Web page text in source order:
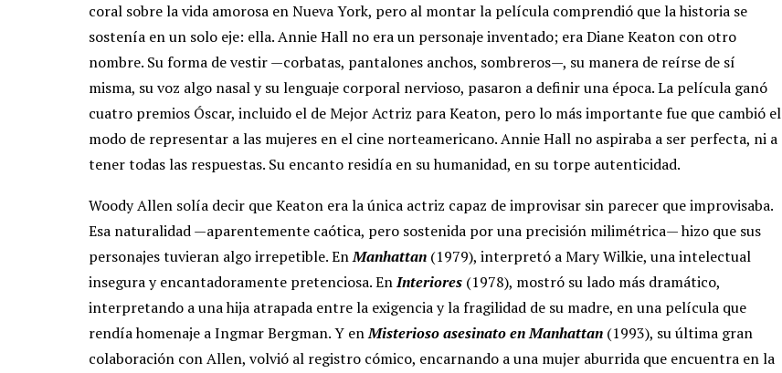
coral sobre la vida amorosa en Nueva York, pero al montar la película comprendió que la historia se
sostenía en un solo eje: ella. Annie Hall no era un personaje inventado; era Diane Keaton con otro
nombre. Su forma de vestir —corbatas, pantalones anchos, sombreros—, su manera de reírse de sí
misma, su voz algo nasal y su lenguaje corporal nervioso, pasaron a definir una época. La película ganó
cuatro premios Óscar, incluido el de Mejor Actriz para Keaton, pero lo más importante fue que cambió el
modo de representar a las mujeres en el cine norteamericano. Annie Hall no aspiraba a ser perfecta, ni a
tener todas las respuestas. Su encanto residía en su humanidad, en su torpe autenticidad.
Woody Allen solía decir que Keaton era la única actriz capaz de improvisar sin parecer que improvisaba.
Esa naturalidad —aparentemente caótica, pero sostenida por una precisión milimétrica— hizo que sus
personajes tuvieran algo irrepetible. EnManhattan (1979), interpretó a Mary Wilkie, una intelectual
insegura y encantadoramente pretenciosa. EnInteriores (1978), mostró su lado más dramático,
interpretando a una hija atrapada entre la exigencia y la fragilidad de su madre, en una película que
rendía homenaje a Ingmar Bergman. Y enMisterioso asesinato en Manhattan (1993), su última gran
colaboración con Allen, volvió al registro cómico, encarnando a una mujer aburrida que encuentra en la